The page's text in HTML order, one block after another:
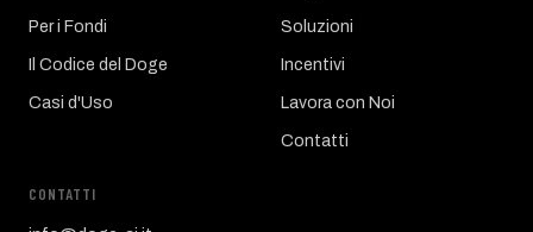
Per i Fondi
Il Codice del Doge
Casi d'Uso
Soluzioni
Incentivi
Lavora con Noi
Contatti
CONTATTI